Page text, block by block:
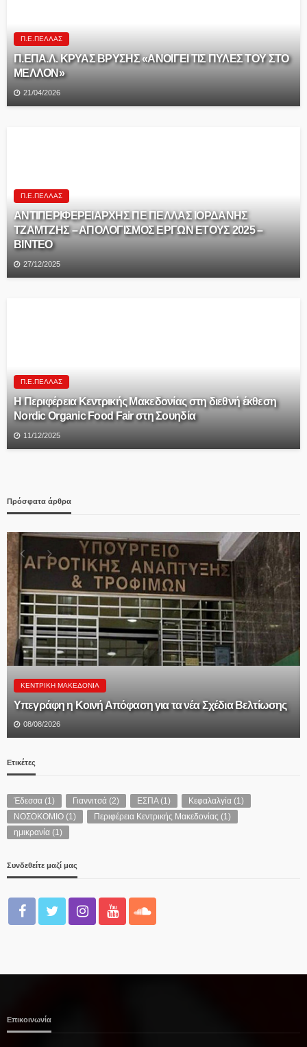
Π.Ε.ΠΈΛΛΑΣ
Π.ΕΠΑ.Λ. ΚΡΥΑΣ ΒΡΥΣΗΣ «ΑΝΟΙΓΕΙ ΤΙΣ ΠΥΛΕΣ ΤΟΥ ΣΤΟ
ΜΕΛΛΟΝ»
21/04/2026
Π.Ε.ΠΈΛΛΑΣ
ΑΝΤΙΠΕΡΙΦΕΡΕΙΑΡΧΗΣ ΠΕ ΠΕΛΛΑΣ ΙΟΡΔΑΝΗΣ
ΤΖΑΜΤΖΗΣ – ΑΠΟΛΟΓΙΣΜΟΣ ΕΡΓΩΝ ΕΤΟΥΣ 2025 –
ΒΙΝΤΕΟ
27/12/2025
Π.Ε.ΠΈΛΛΑΣ
Η Περιφέρεια Κεντρικής Μακεδονίας στη διεθνή έκθεση
Nordic Organic Food Fair στη Σουηδία
11/12/2025
Πρόσφατα άρθρα
ΠΟΛΙΤΙΚΉ
Θεοδώρα Τζάκρη: «Ανεμογεννήτρια χωρίς υπόγεια
διασύνδεση σημαίνει πυρκαγιά- Πρωτοφανής αμέλεια
κυβέρνησης και ιδιωτικού ΔΕΔΔΗΕ για την υπογειοποίηση
των καλωδίων- Χάθηκαν τα κονδύλια»
08/08/2026
Ετικέτες
Έδεσσα (1) Γιαννιτσά (2) ΕΣΠΑ(1) Κεφαλαλγία (1)
ΝΟΣΟΚΟΜΙΟ (1) Περιφέρεια Κεντρικής Μακεδονίας (1)
ημικρανία (1)
Συνδεθείτε μαζί μας
Επικοινωνία